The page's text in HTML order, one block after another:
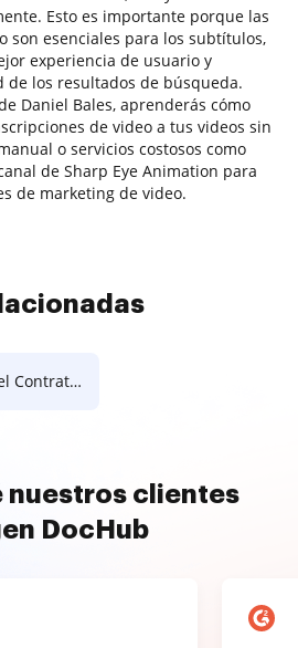
Esto es importante porque las
son esenciales para los subtítulos,
experiencia de usuario y
los resultados de búsqueda.
Daniel Bales, aprenderás cómo
de video a tus videos sin
o servicios costosos como
de Sharp Eye Animation para
de marketing de video.
del Vehículo
nuestros clientes
DocHub